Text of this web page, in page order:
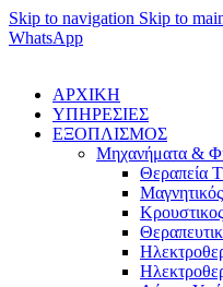
Skip to navigation Skip to
WhatsApp
ΑΡΧΙΚΗ
ΥΠΗΡΕΣΙΕΣ
ΕΞΟΠΛΙΣΜΟΣ
Μηχανήματα &
Θεραπεία